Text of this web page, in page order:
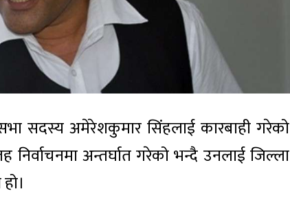
सदस्य अमेरेशकुमार सिंहलाई कारबाही गरेको
अन्तर्घात गरेको भन्दै उनलाई जिल्ला